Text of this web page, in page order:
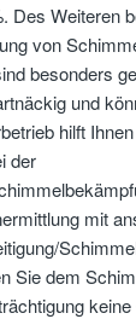
Des Weiteren
von
besonders
und
hilft
der
mit
Sie dem